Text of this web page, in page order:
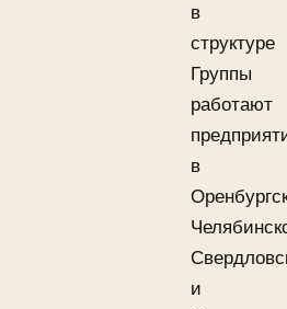
в
структуре
Группы
работают
в
и